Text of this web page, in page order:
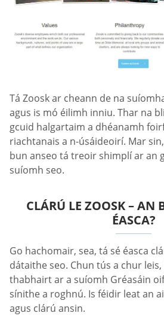
Tá Zoosk ar cheann de na
agus is mó éilimh inniu. Thar na
gcuid halgartaim a dhéanamh
riachtanais a n-úsáideoirí. Mar
bun anseo tá treoir shimplí ar an
suíomh seo.
CLÁRÚ LE ZOOSK – AN
ÉASCA?
Go hachomair, sea, tá sé éasca
dátaithe seo. Chun tús a chur
thabhairt ar a suíomh Gréasáin
sínithe a roghnú. Is féidir leat an
agus clárú ansin.